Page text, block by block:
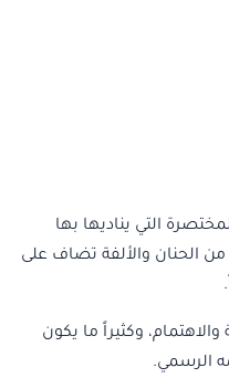
التي يناديها بها
الحنان والألفة تضاف على
وكثيراً ما يكون
الرسمي.